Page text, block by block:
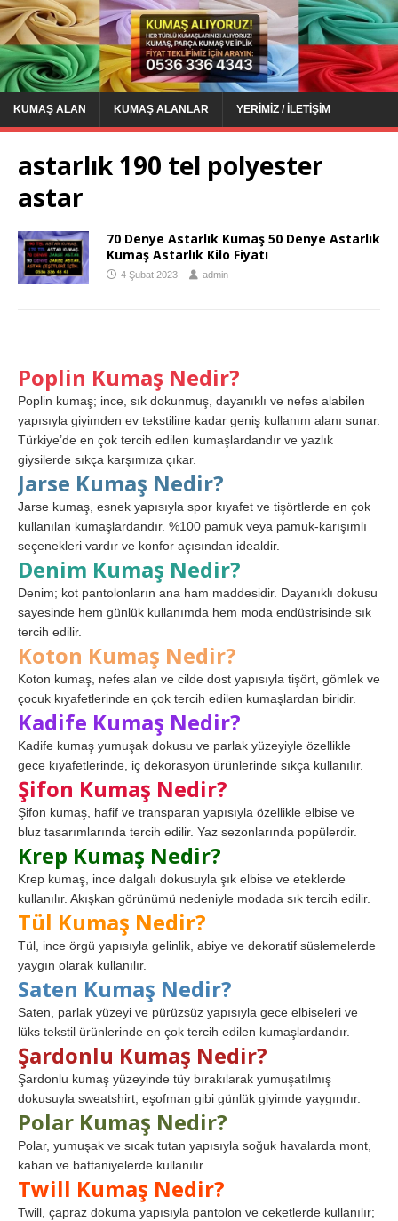
KUMAŞ ALAN KUMAŞ ALANLAR YERIMIZ / İLETIŞIM
astarlık 190 tel polyester
astar
70 Denye Astarlık Kumaş 50 Denye Astarlık
Kumaş Astarlık Kilo Fiyatı
4 Şubat 2023 admin
Poplin Kumaş Nedir?
Poplin kumaş; ince, sık dokunmuş, dayanıklı ve nefes alabilen
yapısıyla giyimden ev tekstiline kadar geniş kullanım alanı sunar.
Türkiye’de en çok tercih edilen kumaşlardandır ve yazlık
giysilerde sıkça karşımıza çıkar.
Jarse Kumaş Nedir?
Jarse kumaş, esnek yapısıyla spor kıyafet ve tişörtlerde en çok
kullanılan kumaşlardandır. %100 pamuk veya pamuk-karışımlı
seçenekleri vardır ve konfor açısından idealdir.
Denim Kumaş Nedir?
Denim; kot pantolonların ana ham maddesidir. Dayanıklı dokusu
sayesinde hem günlük kullanımda hem moda endüstrisinde sık
tercih edilir.
Koton Kumaş Nedir?
Koton kumaş, nefes alan ve cilde dost yapısıyla tişört, gömlek ve
çocuk kıyafetlerinde en çok tercih edilen kumaşlardan biridir.
Kadife Kumaş Nedir?
Kadife kumaş yumuşak dokusu ve parlak yüzeyiyle özellikle
gece kıyafetlerinde, iç dekorasyon ürünlerinde sıkça kullanılır.
Şifon Kumaş Nedir?
Şifon kumaş, hafif ve transparan yapısıyla özellikle elbise ve
bluz tasarımlarında tercih edilir. Yaz sezonlarında popülerdir.
Krep Kumaş Nedir?
Krep kumaş, ince dalgalı dokusuyla şık elbise ve eteklerde
kullanılır. Akışkan görünümü nedeniyle modada sık tercih edilir.
Tül Kumaş Nedir?
Tül, ince örgü yapısıyla gelinlik, abiye ve dekoratif süslemelerde
yaygın olarak kullanılır.
Saten Kumaş Nedir?
Saten, parlak yüzeyi ve pürüzsüz yapısıyla gece elbiseleri ve
lüks tekstil ürünlerinde en çok tercih edilen kumaşlardandır.
Şardonlu Kumaş Nedir?
Şardonlu kumaş yüzeyinde tüy bırakılarak yumuşatılmış
dokusuyla sweatshirt, eşofman gibi günlük giyimde yaygındır.
Polar Kumaş Nedir?
Polar, yumuşak ve sıcak tutan yapısıyla soğuk havalarda mont,
kaban ve battaniyelerde kullanılır.
Twill Kumaş Nedir?
Twill, çapraz dokuma yapısıyla pantolon ve ceketlerde kullanılır;